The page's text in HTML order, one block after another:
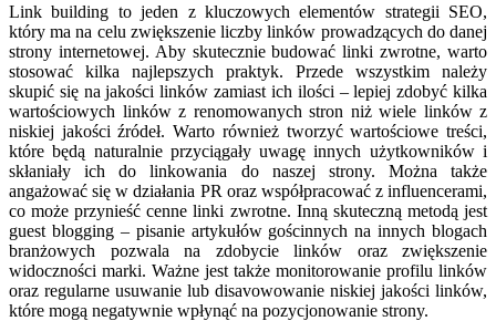
Link building to jeden z kluczowych elementów strategii SEO,
który ma na celu zwiększenie liczby linków prowadzących do danej
strony internetowej. Aby skutecznie budować linki zwrotne, warto
stosować kilka najlepszych praktyk. Przede wszystkim należy
skupić się na jakości linków zamiast ich ilości – lepiej zdobyć kilka
wartościowych linków z renomowanych stron niż wiele linków z
niskiej jakości źródeł. Warto również tworzyć wartościowe treści,
które będą naturalnie przyciągały uwagę innych użytkowników i
skłaniały ich do linkowania do naszej strony. Można także
angażować się w działania PR oraz współpracować z influencerami,
co może przynieść cenne linki zwrotne. Inną skuteczną metodą jest
guest blogging – pisanie artykułów gościnnych na innych blogach
branżowych pozwala na zdobycie linków oraz zwiększenie
widoczności marki. Ważne jest także monitorowanie profilu linków
oraz regularne usuwanie lub disavowowanie niskiej jakości linków,
które mogą negatywnie wpłynąć na pozycjonowanie strony.